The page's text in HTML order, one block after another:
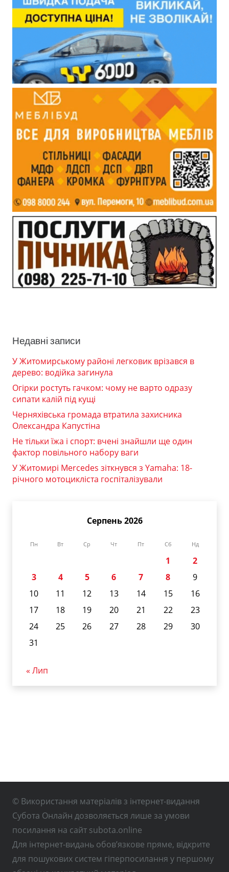
Недавні записи
У Житомирському районі легковик врізався в
дерево: водійка загинула
Огірки ростуть гачком: чому не варто одразу
сипати калій під кущі
Черняхівська громада втратила захисника
Олександра Капустіна
Не тільки їжа і спорт: вчені знайшли ще один
фактор повільного набору ваги
У Житомирі Mercedes зіткнувся з Yamaha: 18-
річного мотоцикліста госпіталізували
Серпень 2026
Пн Вт Ср Чт Пт Сб Нд
1
2
3
4 5 6 7 8
9
10
11 12 13 14 15
16
17
18 19 20 21 22
23
24
25 26 27 28 29
30
31
« Лип
© Використання матеріалів з інтернет-видання
Субота Онлайн дозволяється лише за умови
посилання на сайт subota.online
Для інтернет-видань обов’язкове пряме, відкрите
для пошукових систем гіперпосилання у першому